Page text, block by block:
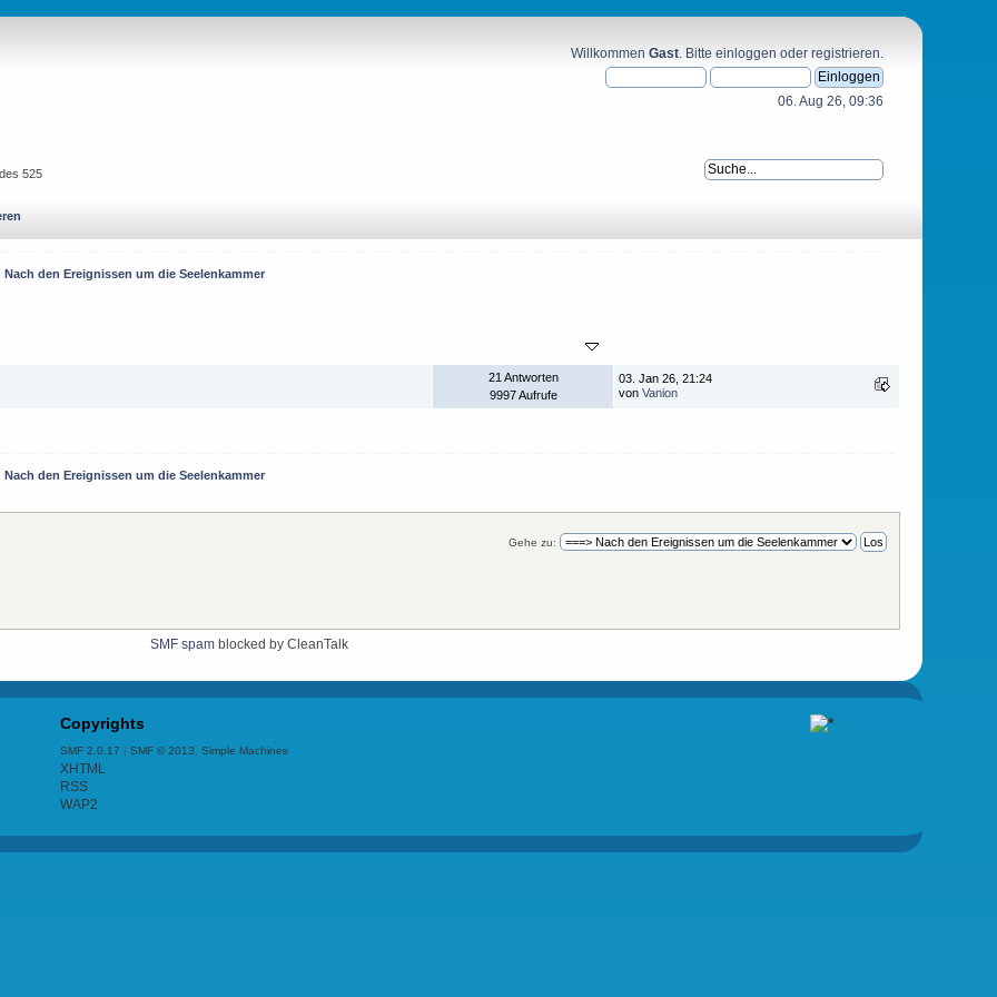
Willkommen Gast. Bitte einloggen oder registrieren.
06. Aug 26, 09:36
525
mehr finsteren Kreaturen aller Völker die sich
auch Kontingente der Magiergilde sowie
übernimmt Sir Gregory das Kommando über
Nach den Ereignissen um die Seelenkammer
21 Antworten
9997 Aufrufe
03. Jan 26, 21:24
vonVanion
Nach den Ereignissen um die Seelenkammer
Gehe zu:
SMF spam blocked by CleanTalk
Copyrights
SMF 2.0.17 |SMF © 2013 ,Simple Machines
XHTML
RSS
WAP2